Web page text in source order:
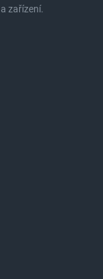
zařízení.